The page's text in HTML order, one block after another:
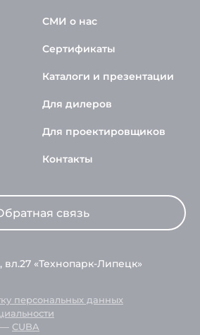
СМИ о нас
Сертификаты
Каталоги и презентации
Для дилеров
Для проектировщиков
Контакты
связь
вл.27 «Технопарк-Липецк»
персональных данных
— CUBA